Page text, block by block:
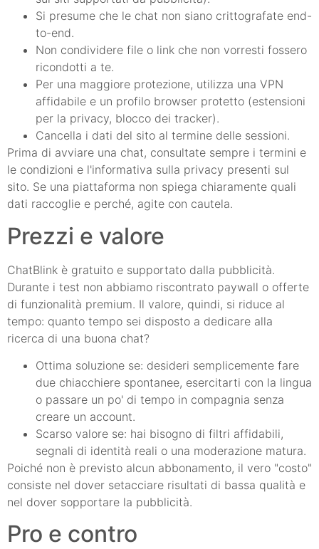
Si presume che le chat non siano crittografate end-
to-end.
Non condividere file o link che non vorresti fossero
ricondotti a te.
Per una maggiore protezione, utilizza una VPN
affidabile e un profilo browser protetto (estensioni
per la privacy, blocco dei tracker).
Cancella i dati del sito al termine delle sessioni.
Prima di avviare una chat, consultate sempre i termini e
le condizioni e l'informativa sulla privacy presenti sul
sito. Se una piattaforma non spiega chiaramente quali
dati raccoglie e perché, agite con cautela.
Prezzi e valore
ChatBlink è gratuito e supportato dalla pubblicità.
Durante i test non abbiamo riscontrato paywall o offerte
di funzionalità premium. Il valore, quindi, si riduce al
tempo: quanto tempo sei disposto a dedicare alla
ricerca di una buona chat?
Ottima soluzione se: desideri semplicemente fare
due chiacchiere spontanee, esercitarti con la lingua
o passare un po' di tempo in compagnia senza
creare un account.
Scarso valore se: hai bisogno di filtri affidabili,
segnali di identità reali o una moderazione matura.
Poiché non è previsto alcun abbonamento, il vero "costo"
consiste nel dover setacciare risultati di bassa qualità e
nel dover sopportare la pubblicità.
Pro e contro